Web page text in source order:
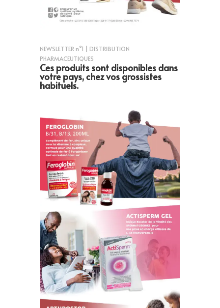
NEWSLETTER n°1 | DISTRIBUTION
PHARMACEUTIQUES
Ces produits sont disponibles dans
votre pays, chez vos grossistes
habituels.